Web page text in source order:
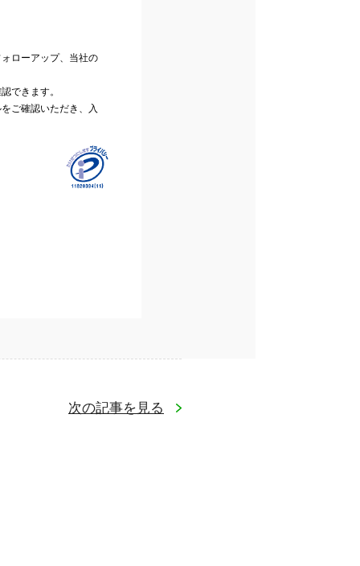
ローアップ、当社の
できます。
ご確認いただき、入
次の記事を見る